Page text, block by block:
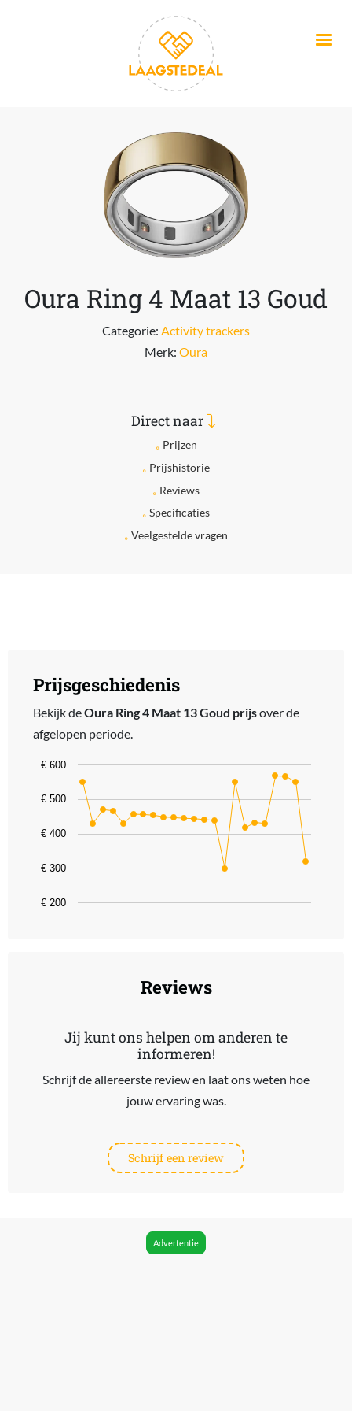
Oura Ring 4 Maat 13 Goud
Categorie: Activity trackers
Merk: Oura
Direct naar
Prijzen
Prijshistorie
Reviews
Specificaties
Veelgestelde vragen
Prijsgeschiedenis
Bekijk deOura Ring 4 Maat 13 Goud prijsover de
afgelopen periode.
Chart
Line chart with 23 data points.
The chart has 1 X axis displaying categories.
The chart has 1 Y axis displaying values. Data ranges from 299 to
€ 200
€ 300
€ 400
€ 500
€ 600
Reviews
Jij kunt ons helpen om anderen te
informeren!
Schrijf de allereerste review en laat ons weten hoe
jouw ervaring was.
Schrijf een review
Advertentie